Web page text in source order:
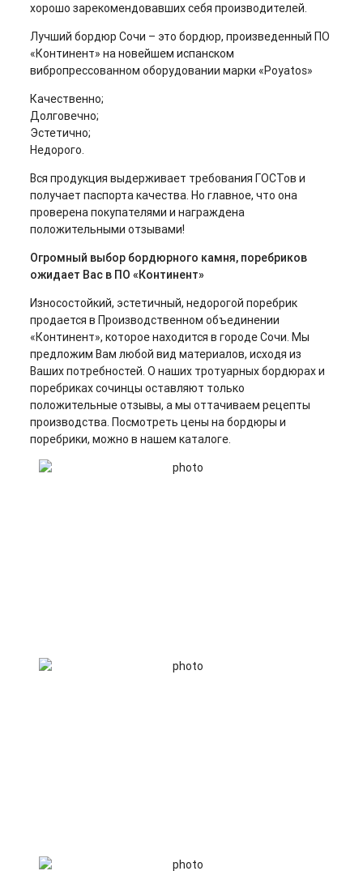
хорошо зарекомендовавших себя производителей.
Лучший бордюр Сочи – это бордюр, произведенный ПО
«Континент» на новейшем испанском
вибропрессованном оборудовании марки «Poyatos»
Качественно;
Долговечно;
Эстетично;
Недорого.
Вся продукция выдерживает требования ГОСТов и
получает паспорта качества. Но главное, что она
проверена покупателями и награждена
положительными отзывами!
Огромный выбор бордюрного камня, поребриков
ожидает Вас в ПО «Континент»
Износостойкий, эстетичный, недорогой поребрик
продается в Производственном объединении
«Континент», которое находится в городе Сочи. Мы
предложим Вам любой вид материалов, исходя из
Ваших потребностей. О наших тротуарных бордюрах и
поребриках сочинцы оставляют только
положительные отзывы, а мы оттачиваем рецепты
производства. Посмотреть цены на бордюры и
поребрики, можно в нашем каталоге.